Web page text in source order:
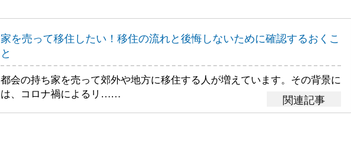
家を売って移住したい！移住の流れと後悔しないために確認するおくこ
と
都会の持ち家を売って郊外や地方に移住する人が増えています。その背景に
は、コロナ禍によるリ……